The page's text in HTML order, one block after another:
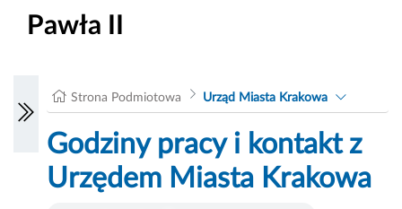
Pawła II
Strona Podmiotowa Urząd Miasta Krakowa
Godziny pracy i kontakt z
Urzędem Miasta Krakowa